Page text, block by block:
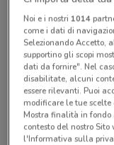
Chiama il
Lunedì
Martedì
Mercoledì
Giovedì
Venerdì
Sabato
Domenica
06 94807136
Rosati Auto
Noi e i nostri 1014
come i dati di
Selezionando Accetto,
supportino gli scopi
dati da fornire". Nel
disabilitate, alcuni
essere rilevanti. Puoi
modificare le tue scelte
Mostra finalità in
contesto del nostro
l'Informativa sulla